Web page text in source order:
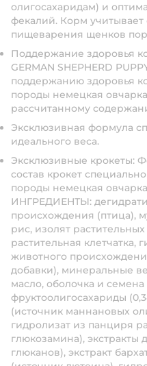
олигосахаридам) и
фекалий. Корм учитывает
пищеварения щенков
Поддержание здоровья
GERMAN SHEPHERD
поддержанию здоровья
породы немецкая
рассчитанному
Эксклюзивная формула
идеального веса.
Эксклюзивные крокеты:
состав крокет
породы немецкая
ИНГРЕДИЕНТЫ:
происхождения (птица),
рис, изолят
растительная клетчатка,
животного
добавки), минеральные
масло, оболочка и
фруктоолигосахариды
(источник мaннановых
гидролизат из панциря
глюкозамина),
глюканов), экстракт